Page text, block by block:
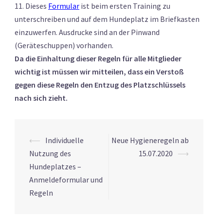
11. Dieses Formular ist beim ersten Training zu
unterschreiben und auf dem Hundeplatz im Briefkasten
einzuwerfen. Ausdrucke sind an der Pinwand
(Geräteschuppen) vorhanden.
Da die Einhaltung dieser Regeln für alle Mitglieder
wichtig ist müssen wir mitteilen, dass ein Verstoß
gegen diese Regeln den Entzug des Platzschlüssels
nach sich zieht.
Beitrags-
Navigation
⟵ Individuelle
Nutzung des
Hundeplatzes –
Anmeldeformular und
Regeln
Neue Hygieneregeln ab
15.07.2020 ⟶